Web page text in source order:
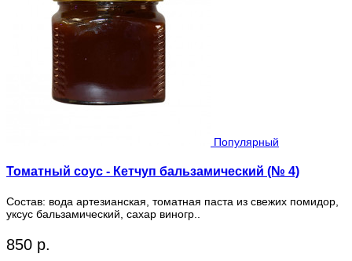
Популярный
Томатный соус - Кетчуп бальзамический (№ 4)
Состав: вода артезианская, томатная паста из свежих помидор,
уксус бальзамический, сахар виногр..
850 р.